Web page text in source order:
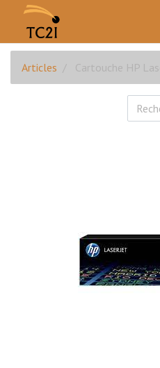
Articles Cartouche HP